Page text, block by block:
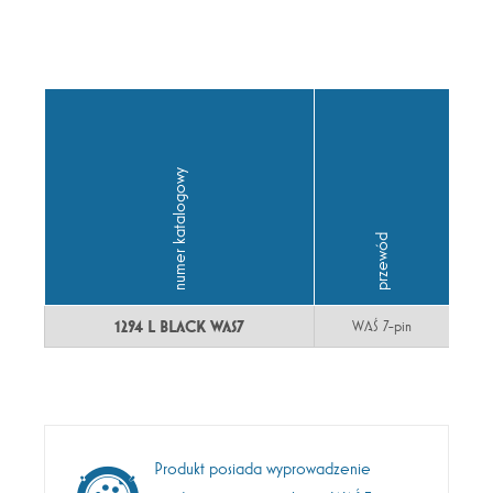
numer katalogowy przewód
1294 L BLACK WAS7 WAŚ 7-pin
Produkt posiada wyprowadzenie